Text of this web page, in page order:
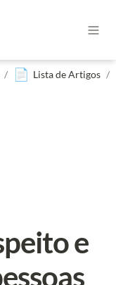
/ 📄 Lista de Artigos /
e